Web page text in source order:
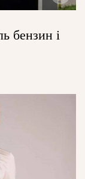
бензин і